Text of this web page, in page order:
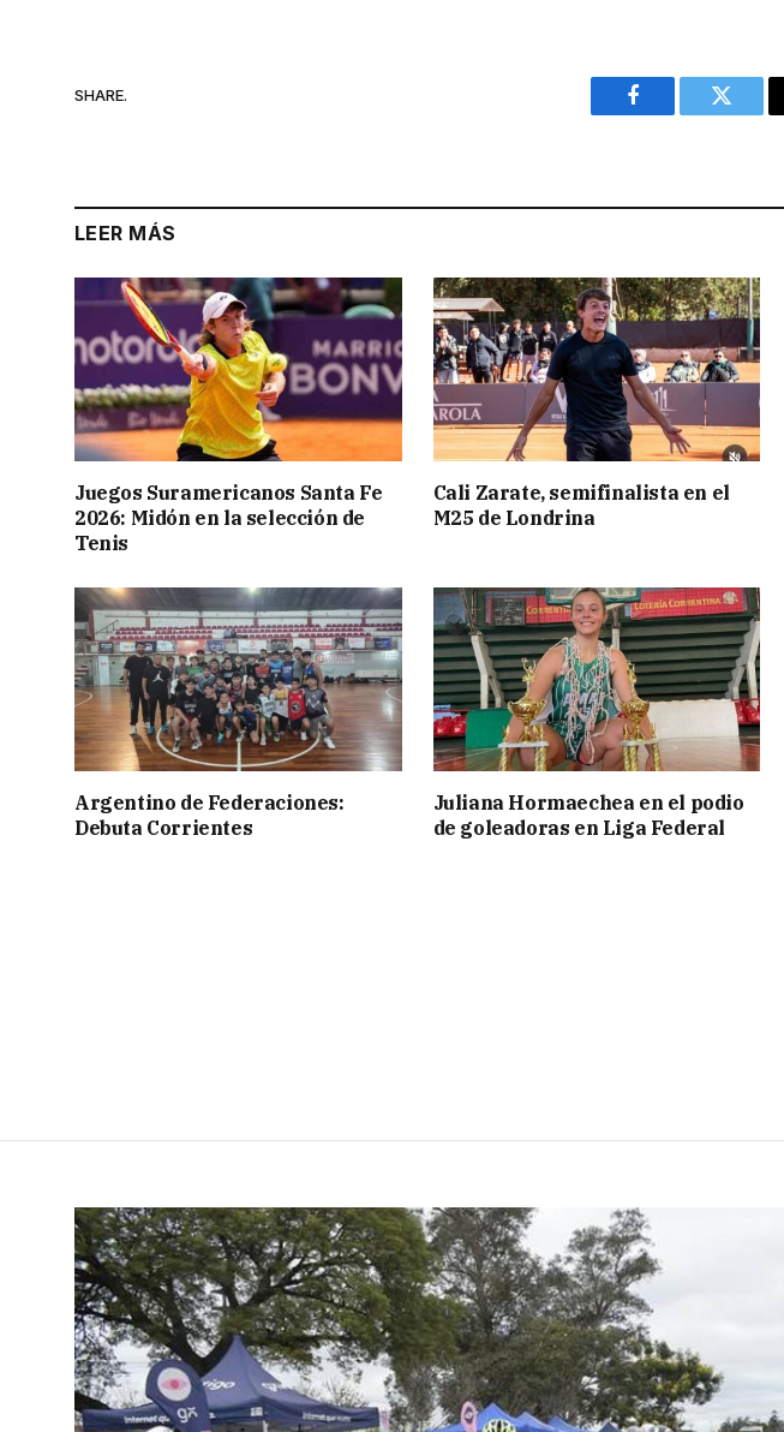
SHARE.
Facebook Twitter
LEER MÁS
Juegos Suramericanos Santa Fe
2026: Midón en la selección de
Tenis
Cali Zarate, semifinalista en el
M25 de Londrina
Argentino de Federaciones:
Debuta Corrientes
Juliana Hormaechea en el podio
de goleadoras en Liga Federal